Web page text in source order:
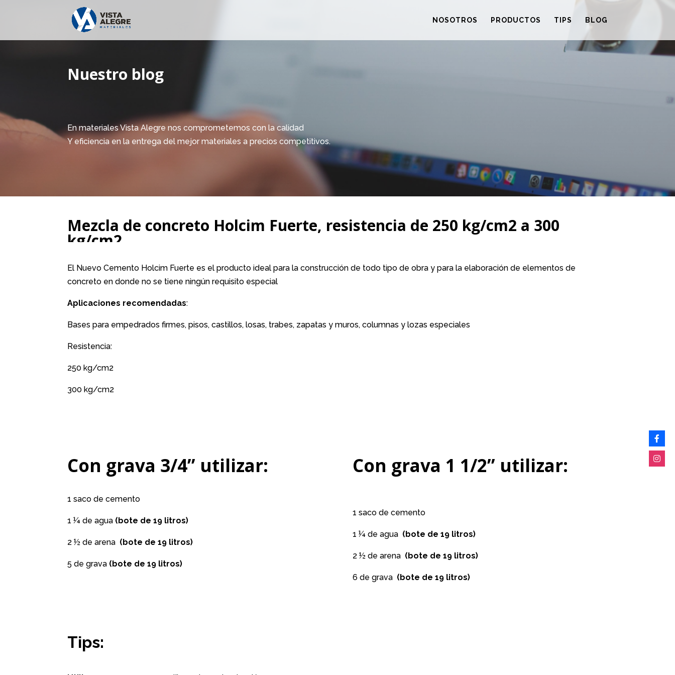
NOSOTROS PRODUCTOS TIPS BLOG
Nuestro blog
En materiales Vista Alegre nos comprometemos con la calidad
Y eficiencia en la entrega del mejor materiales a precios competitivos.
Mezcla de concreto Holcim Fuerte, resistencia de 250 kg/cm2 a 300
kg/cm2
El Nuevo Cemento Holcim Fuerte es el producto ideal para la construcción de todo tipo de obra y para la elaboración de elementos de
concreto en donde no se tiene ningún requisito especial
Aplicaciones recomendadas:
Bases para empedrados firmes, pisos, castillos, losas, trabes, zapatas y muros, columnas y lozas especiales
Resistencia:
250 kg/cm2
300 kg/cm2
Con grava 3/4” utilizar:
1 saco de cemento
1 ¼ de agua (bote de 19 litros)
2 ½ de arena (bote de 19 litros)
5 de grava (bote de 19 litros)
Con grava 1 1/2” utilizar:
1 saco de cemento
1 ¼ de agua (bote de 19 litros)
2 ½ de arena (bote de 19 litros)
6 de grava (bote de 19 litros)
Tips: